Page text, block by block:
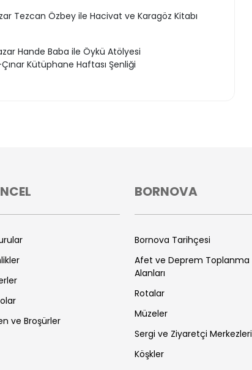
Tezcan Özbey ile Hacivat ve Karagöz Kitabı
Hande Baba ile Öykü Atölyesi
Kütüphane Haftası Şenliği
ve Broşürler
BORNOVA
Bornova Tarihçesi
Afet ve Deprem Toplanma
Alanları
Rotalar
Müzeler
Sergi ve Ziyaretçi Merkezleri
Köşkler